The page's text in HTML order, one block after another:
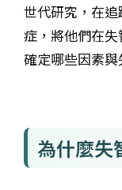
世代研究，在
症，將他們在
確定哪些因素與
為什麼失